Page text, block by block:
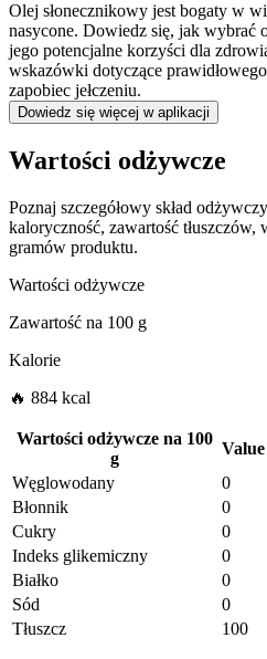
Olej słonecznikowy jest bogaty w
nasycone. Dowiedz się, jak wybrać
jego potencjalne korzyści dla
wskazówki dotyczące
zapobiec jełczeniu.
Dowiedz się więcej w aplikacji
Wartości odżywcze
Poznaj szczegółowy skład
kaloryczność, zawartość
gramów produktu.
Wartości odżywcze
Zawartość na 100 g
Kalorie
🔥 884 kcal
Wartości odżywcze na 100
g
Value
Węglowodany
0
Błonnik
0
Cukry
0
Indeks glikemiczny
0
Białko
0
Sód
0
Tłuszcz
100